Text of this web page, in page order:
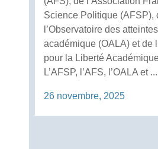
Science Politique (AFSP),
l’Observatoire des
académique (OALA) et de
pour la Liberté
L’AFSP, l’AFS, l’OALA et ...
26 novembre, 2025